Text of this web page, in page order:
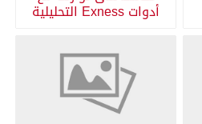
أدوات Exness التحليلية